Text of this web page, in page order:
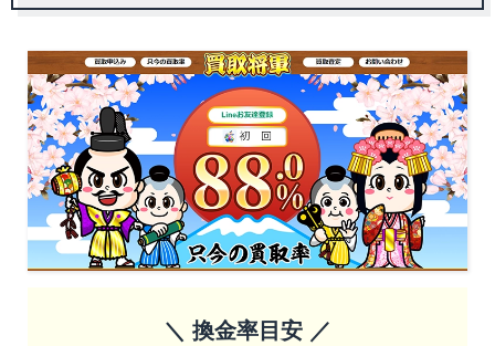
＼ 換金率目安 ／